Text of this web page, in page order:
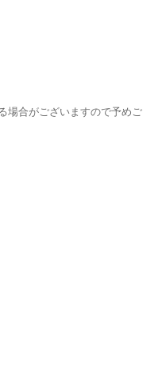
場合がございますので予めご